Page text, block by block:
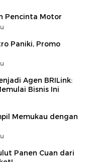
Pencinta Motor
Paniki, Promo
Agen BRILink:
Bisnis Ini
Memukau dengan
Panen Cuan dari